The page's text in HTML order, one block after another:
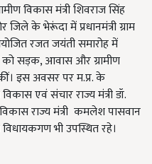
विकास मंत्री शिवराज सिंह
जिले के भेरूंदा में प्रधानमंत्री ग्राम
रजत जयंती समारोह में
को सड़क, आवास और ग्रामीण
इस अवसर पर म.प्र. के
एवं संचार राज्य मंत्री डॉ.
विकास राज्य मंत्री कमलेश पासवान
भी उपस्थित रहे।